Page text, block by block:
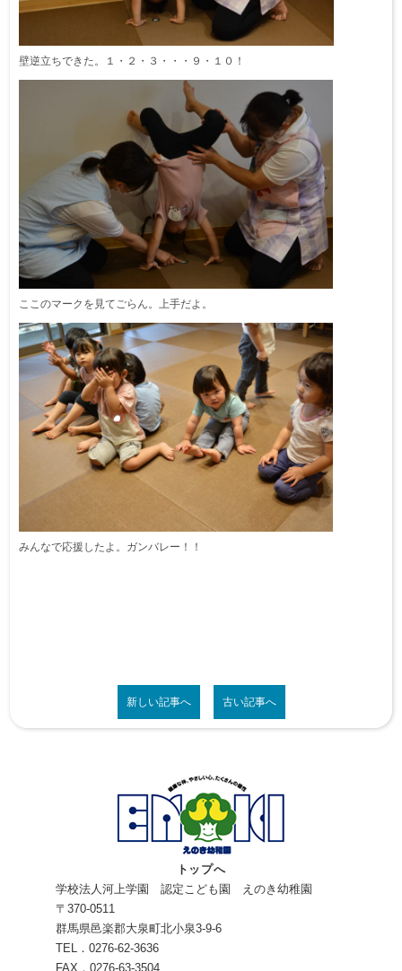
壁逆立ちできた。１・２・３・・・９・１０！
ここのマークを見てごらん。上手だよ。
みんなで応援したよ。ガンバレー！！
新しい記事へ 古い記事へ
トップへ
学校法人河上学園 認定こども園 えのき幼稚園
〒370-0511
群馬県邑楽郡大泉町北小泉3-9-6
TEL．0276-62-3636
FAX．0276-63-3504